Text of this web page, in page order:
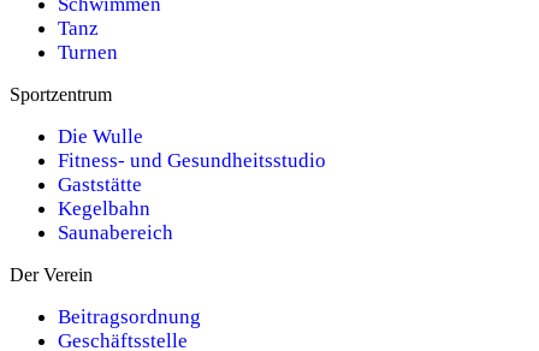
Schwimmen
Tanz
Turnen
Sportzentrum
Die Wulle
Fitness- und Gesundheitsstudio
Gaststätte
Kegelbahn
Saunabereich
Der Verein
Beitragsordnung
Geschäftsstelle